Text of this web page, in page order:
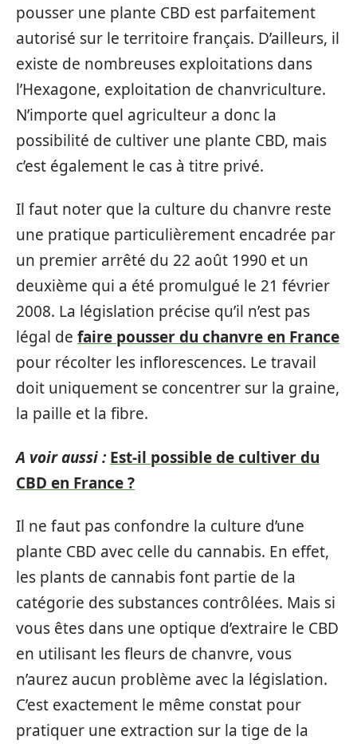
pousser une plante CBD est parfaitement
autorisé sur le territoire français. D’ailleurs, il
existe de nombreuses exploitations dans
l’Hexagone, exploitation de chanvriculture.
N’importe quel agriculteur a donc la
possibilité de cultiver une plante CBD, mais
c’est également le cas à titre privé.
Il faut noter que la culture du chanvre reste
une pratique particulièrement encadrée par
un premier arrêté du 22 août 1990 et un
deuxième qui a été promulgué le 21 février
2008. La législation précise qu’il n’est pas
légal de faire pousser du chanvre en France
pour récolter les inflorescences. Le travail
doit uniquement se concentrer sur la graine,
la paille et la fibre.
A voir aussi : Est-il possible de cultiver du
CBD en France ?
Il ne faut pas confondre la culture d’une
plante CBD avec celle du cannabis. En effet,
les plants de cannabis font partie de la
catégorie des substances contrôlées. Mais si
vous êtes dans une optique d’extraire le CBD
en utilisant les fleurs de chanvre, vous
n’aurez aucun problème avec la législation.
C’est exactement le même constat pour
pratiquer une extraction sur la tige de la